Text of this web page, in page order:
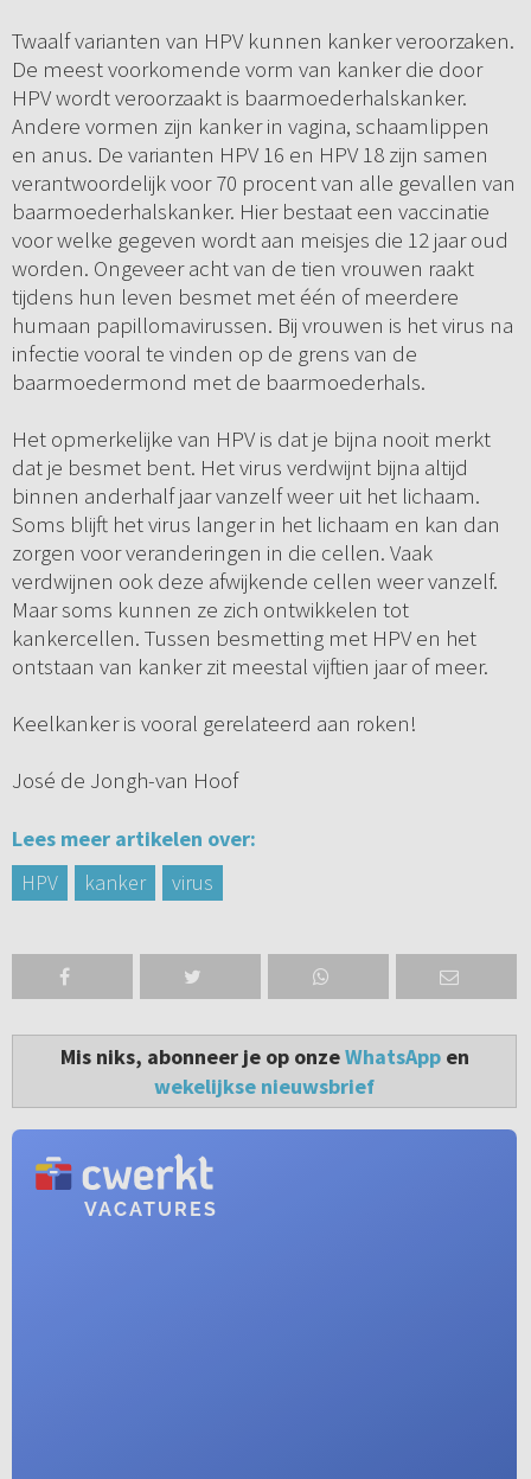
Twaalf varianten van HPV kunnen kanker veroorzaken.
De meest voorkomende vorm van kanker die door
HPV wordt veroorzaakt is baarmoederhalskanker.
Andere vormen zijn kanker in vagina, schaamlippen
en anus. De varianten HPV 16 en HPV 18 zijn samen
verantwoordelijk voor 70 procent van alle gevallen van
baarmoederhalskanker. Hier bestaat een vaccinatie
voor welke gegeven wordt aan meisjes die 12 jaar oud
worden. Ongeveer acht van de tien vrouwen raakt
tijdens hun leven besmet met één of meerdere
humaan papillomavirussen. Bij vrouwen is het virus na
infectie vooral te vinden op de grens van de
baarmoedermond met de baarmoederhals.
Het opmerkelijke van HPV is dat je bijna nooit merkt
dat je besmet bent. Het virus verdwijnt bijna altijd
binnen anderhalf jaar vanzelf weer uit het lichaam.
Soms blijft het virus langer in het lichaam en kan dan
zorgen voor veranderingen in die cellen. Vaak
verdwijnen ook deze afwijkende cellen weer vanzelf.
Maar soms kunnen ze zich ontwikkelen tot
kankercellen. Tussen besmetting met HPV en het
ontstaan van kanker zit meestal vijftien jaar of meer.
Keelkanker is vooral gerelateerd aan roken!
José de Jongh-van Hoof
Lees meer artikelen over:
HPV
kanker virus
Mis niks, abonneer je op onzeWhatsAppen
wekelijkse nieuwsbrief